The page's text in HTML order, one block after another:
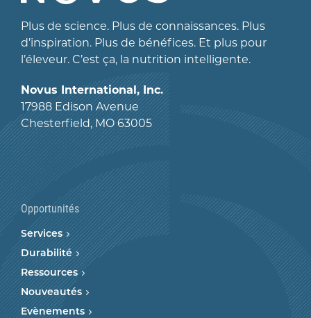
Plus de science. Plus de connaissances. Plus
d’inspiration. Plus de bénéfices. Et plus pour
l’éleveur. C’est ça, la nutrition intelligente.
Novus International, Inc.
17988 Edison Avenue
Chesterfield, MO 63005
Opportunités
Services
Durabilité
Ressources
Nouveautés
Evènements